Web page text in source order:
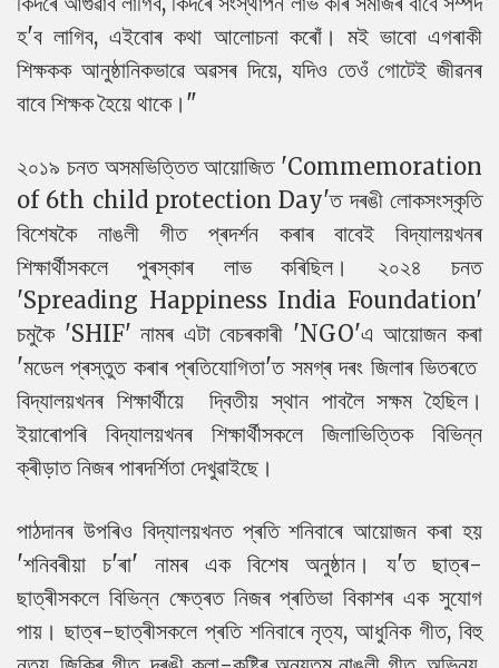
হ'ব লাগিব, এইবোৰ কথা আলোচনা কৰোঁ। মই ভাবো এগৰাকী
শিক্ষকক আনুষ্ঠানিকভাৱে অৱসৰ দিয়ে, যদিও তেওঁ গোটেই জীৱনৰ
বাবে শিক্ষক হৈয়ে থাকে।"
২০১৯ চনত অসমভিত্তিত আয়োজিত 'Commemoration
of 6th child protection Day'ত দৰঙী লোকসংস্কৃতি
বিশেষকৈ নাঙলী গীত প্ৰদৰ্শন কৰাৰ বাবেই বিদ্যালয়খনৰ
শিক্ষাৰ্থীসকলে পুৰস্কাৰ লাভ কৰিছিল। ২০২৪ চনত
'Spreading Happiness India Foundation'
চমুকৈ 'SHIF' নামৰ এটা বেচৰকাৰী 'NGO'এ আয়োজন কৰা
'মডেল প্ৰস্তুত কৰাৰ প্ৰতিযোগিতা'ত সমগ্ৰ দৰং জিলাৰ ভিতৰতে
বিদ্যালয়খনৰ শিক্ষাৰ্থীয়ে দ্বিতীয় স্থান পাবলৈ সক্ষম হৈছিল।
ইয়াৰোপৰি বিদ্যালয়খনৰ শিক্ষাৰ্থীসকলে জিলাভিত্তিক বিভিন্ন
ক্ৰীড়াত নিজৰ পাৰদৰ্শিতা দেখুৱাইছে।
পাঠদানৰ উপৰিও বিদ্যালয়খনত প্ৰতি শনিবাৰে আয়োজন কৰা হয়
'শনিবৰীয়া চ'ৰা' নামৰ এক বিশেষ অনুষ্ঠান। য'ত ছাত্ৰ-
ছাত্ৰীসকলে বিভিন্ন ক্ষেত্ৰত নিজৰ প্ৰতিভা বিকাশৰ এক সুযোগ
পায়। ছাত্ৰ-ছাত্ৰীসকলে প্ৰতি শনিবাৰে নৃত্য, আধুনিক গীত, বিহু